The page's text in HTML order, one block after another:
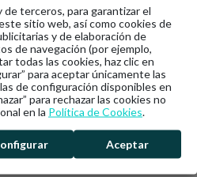
Web y consiento el tratamiento de
consulta o petición.
que puedan ser de mi interés
MENSAJE
terceros, para garantizar el
sitio web, así como cookies de
y de elaboración de
de navegación (por ejemplo,
todas las cookies, haz clic en
para aceptar únicamente las
de configuración disponibles en
para rechazar las cookies no
en la Política de Cookies.
Aceptar